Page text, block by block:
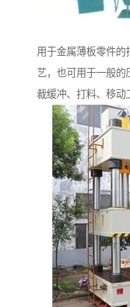
用于金属薄板零件的
艺，也可用于一般的
裁缓冲、打料、移动